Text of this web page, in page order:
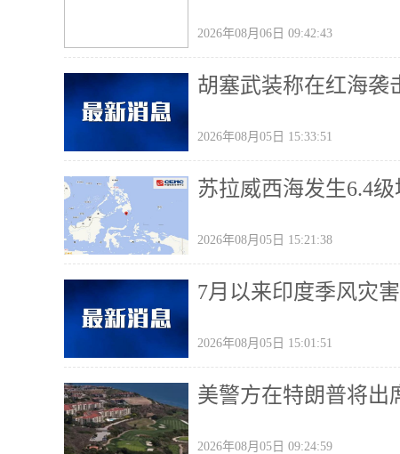
2026年08月06日 09:42:43
胡塞武装称在红海袭
2026年08月05日 15:33:51
苏拉威西海发生6.4
2026年08月05日 15:21:38
7月以来印度季风灾
2026年08月05日 15:01:51
美警方在特朗普将出
2026年08月05日 09:24:59